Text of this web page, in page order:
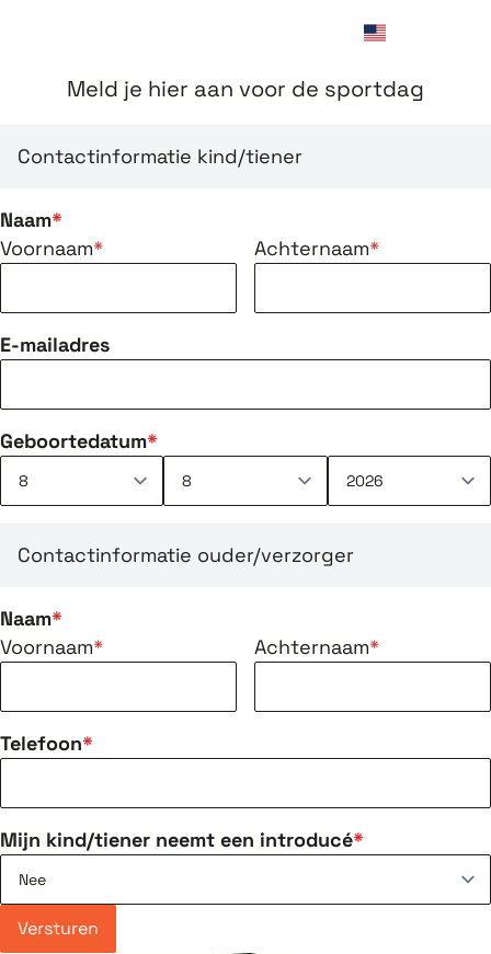
Meld je hier aan voor de sportdag
Contactinformatie kind/tiener
Naam
Voornaam
Achternaam
E-mailadres
Geboortedatum
Contactinformatie ouder/verzorger
Naam
Voornaam
Achternaam
Telefoon
Mijn kind/tiener neemt een introducé
Versturen